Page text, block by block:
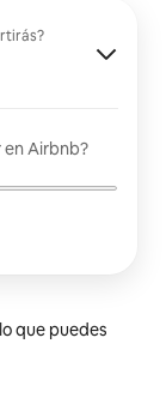
en Airbnb?
que puedes